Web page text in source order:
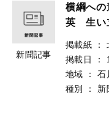
新聞記事
横綱へ
英 生い
掲載紙 ：
掲載日
：
地域
：
石
種別
： 新